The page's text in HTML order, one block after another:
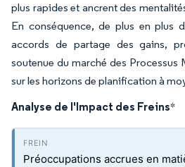
plus rapides et ancrent des
En conséquence, de plus en plus
accords de partage des gains,
soutenue du marché des Processus
sur les horizons de planification à
Analyse de l'Impact des Freins*
Préoccupations accrues en